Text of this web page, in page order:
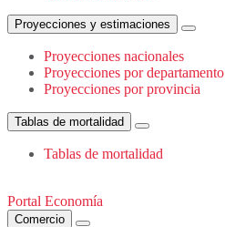
Proyecciones y estimaciones
Proyecciones nacionales
Proyecciones por departamento
Proyecciones por provincia
Tablas de mortalidad
Tablas de mortalidad
Portal Economía
Comercio